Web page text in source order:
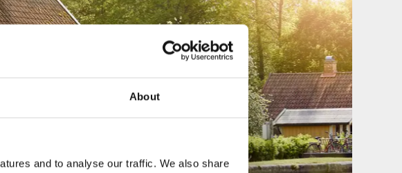
About
and to analyse our traffic. We also share